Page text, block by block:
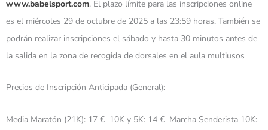
www.babelsport.com. El plazo límite para las inscripciones online
es el miércoles 29 de octubre de 2025 a las 23:59 horas. También se
podrán realizar inscripciones el sábado y hasta 30 minutos antes de
la salida en la zona de recogida de dorsales en el aula multiusos
Precios de Inscripción Anticipada (General):
Media Maratón (21K): 17 € 10K y 5K: 14 € Marcha Senderista 10K: